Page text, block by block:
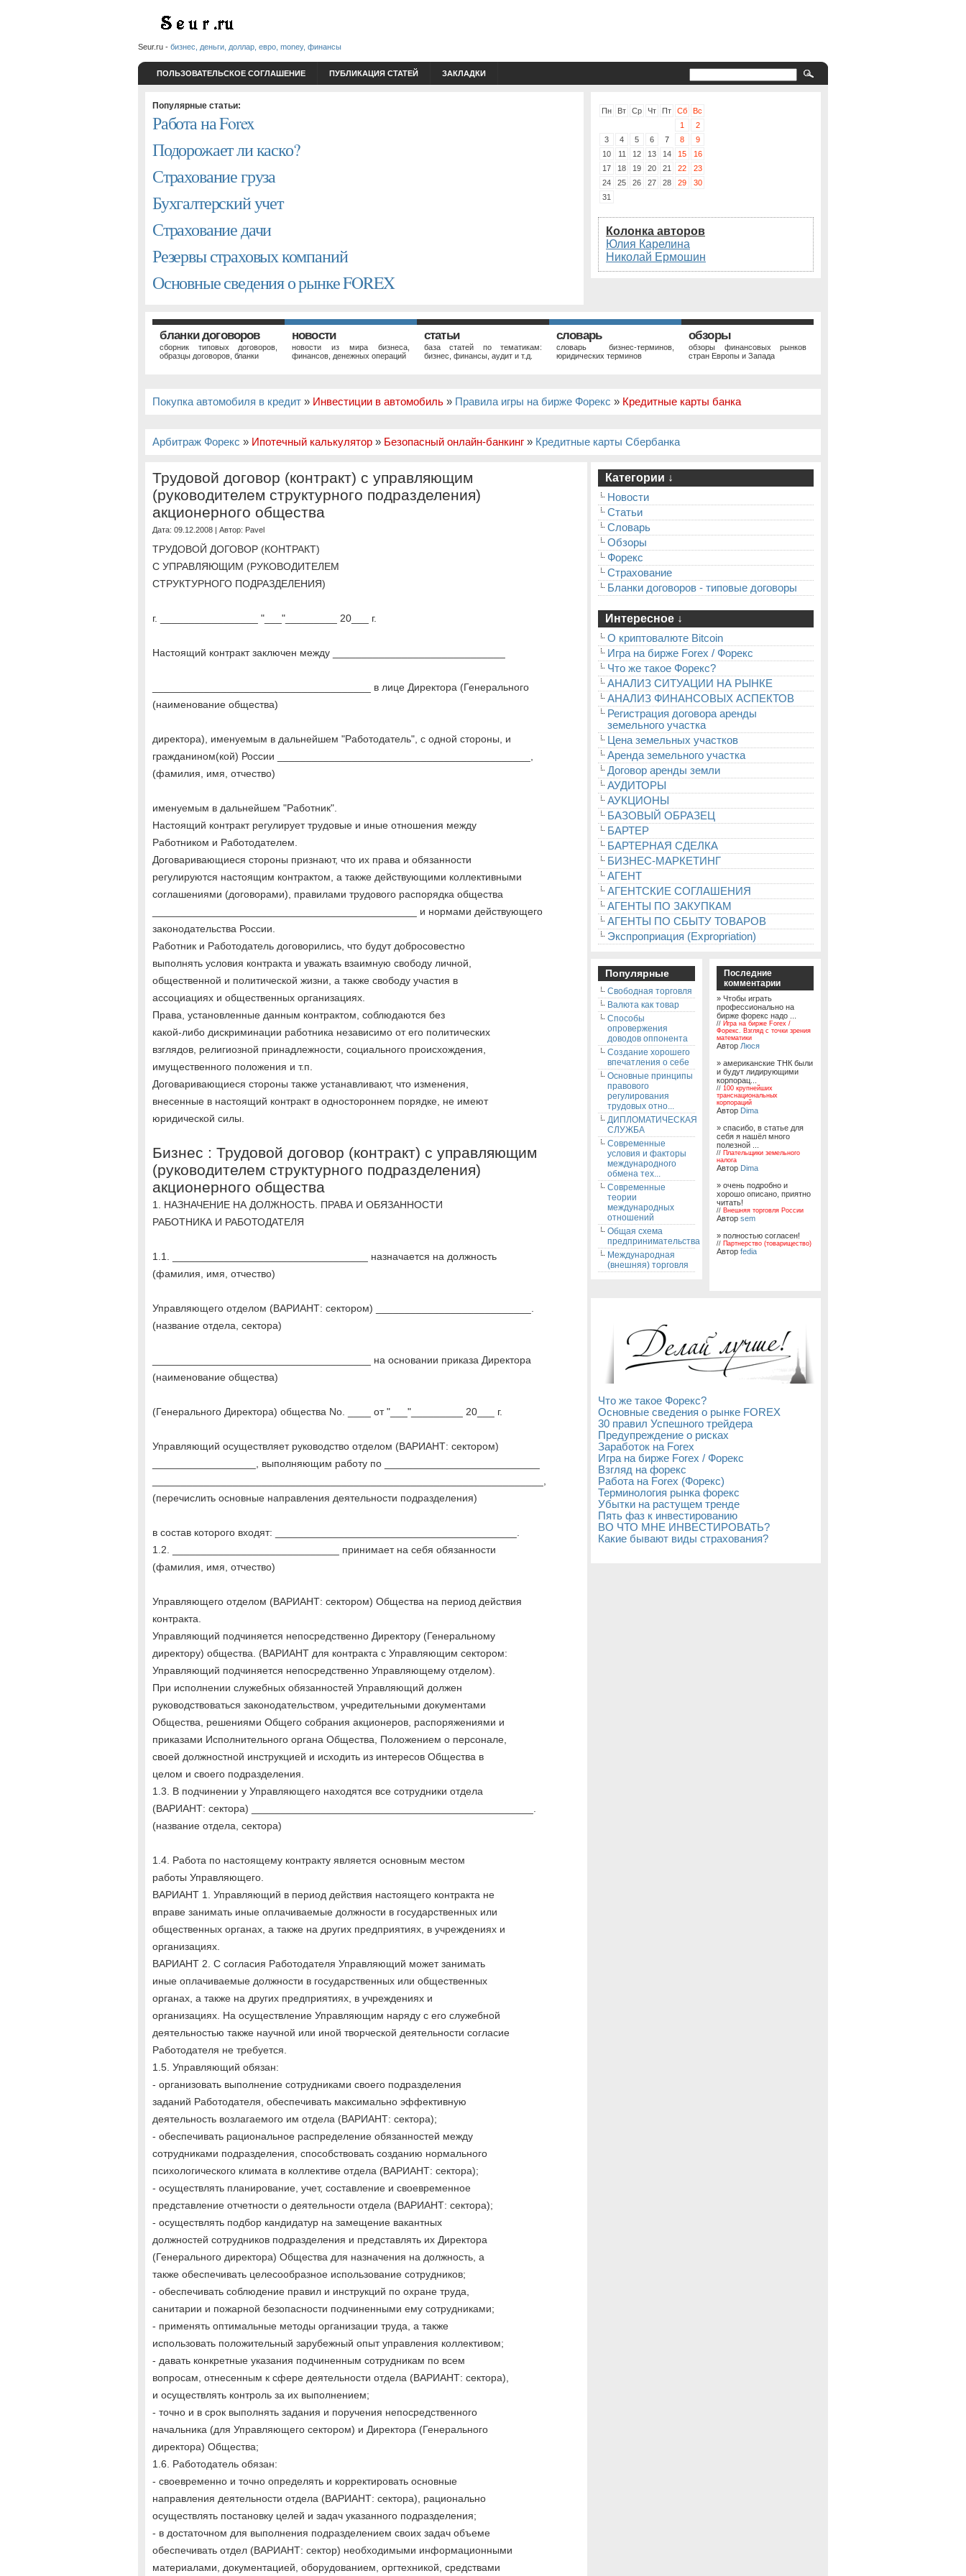
Seur.ru - бизнес, деньги, доллар, евро, money, финансы
ПОЛЬЗОВАТЕЛЬСКОЕ СОГЛАШЕНИЕ ПУБЛИКАЦИЯ СТАТЕЙ ЗАКЛАДКИ
Популярные статьи:
Работа на Forex
Подорожает ли каско?
Страхование груза
Бухгалтерский учет
Страхование дачи
Резервы страховых компаний
Основные сведения о рынке FOREX
Пн Вт Ср Чт Пт Сб
Вс
1
2
3
4 5 6 7 8
9
10
11 12 13 14 15
16
17
18 19 20 21 22
23
24
25 26 27 28 29
30
31
Колонка авторов
Юлия Карелина
Николай Ермошин
бланки договоров
сборник типовых договоров,
образцы договоров, бланки
новости
новости из мира бизнеса,
финансов, денежных операций
статьи
база статей по тематикам:
бизнес, финансы, аудит и т.д.
словарь
словарь бизнес-терминов,
юридических терминов
обзоры
обзоры финансовых рынков
стран Европы и Запада
Покупка автомобиля в кредит » Инвестиции в автомобиль » Правила игры на бирже Форекс » Кредитные карты банка
Арбитраж Форекс » Ипотечный калькулятор » Безопасный онлайн-банкинг » Кредитные карты Сбербанка
Трудовой договор (контракт) с управляющим
(руководителем структурного подразделения)
акционерного общества
Дата: 09.12.2008 | Автор: Pavel
ТРУДОВОЙ ДОГОВОР (КОНТРАКТ)
С УПРАВЛЯЮЩИМ (РУКОВОДИТЕЛЕМ
СТРУКТУРНОГО ПОДРАЗДЕЛЕНИЯ)
г. _________________ "___"_________ 20___ г.
Настоящий контракт заключен между ______________________________
______________________________________ в лице Директора (Генерального
(наименование общества)
директора), именуемым в дальнейшем "Работодатель", с одной стороны, и
гражданином(кой) России ____________________________________________,
(фамилия, имя, отчество)
именуемым в дальнейшем "Работник".
Настоящий контракт регулирует трудовые и иные отношения между
Работником и Работодателем.
Договаривающиеся стороны признают, что их права и обязанности
регулируются настоящим контрактом, а также действующими коллективными
соглашениями (договорами), правилами трудового распорядка общества
______________________________________________ и нормами действующего
законодательства России.
Работник и Работодатель договорились, что будут добросовестно
выполнять условия контракта и уважать взаимную свободу личной,
общественной и политической жизни, а также свободу участия в
ассоциациях и общественных организациях.
Права, установленные данным контрактом, соблюдаются без
какой-либо дискриминации работника независимо от его политических
взглядов, религиозной принадлежности, социального происхождения,
имущественного положения и т.п.
Договаривающиеся стороны также устанавливают, что изменения,
внесенные в настоящий контракт в одностороннем порядке, не имеют
юридической силы.
Бизнес : Трудовой договор (контракт) с управляющим
(руководителем структурного подразделения)
акционерного общества
1. НАЗНАЧЕНИЕ НА ДОЛЖНОСТЬ. ПРАВА И ОБЯЗАННОСТИ
РАБОТНИКА И РАБОТОДАТЕЛЯ
1.1. __________________________________ назначается на должность
(фамилия, имя, отчество)
Управляющего отделом (ВАРИАНТ: сектором) ___________________________.
(название отдела, сектора)
______________________________________ на основании приказа Директора
(наименование общества)
(Генерального Директора) общества Nо. ____ от "___"_________ 20___ г.
Управляющий осуществляет руководство отделом (ВАРИАНТ: сектором)
__________________, выполняющим работу по ___________________________
(перечислить основные направления деятельности подразделения)
в состав которого входят: __________________________________________.
1.2. _____________________________ принимает на себя обязанности
(фамилия, имя, отчество)
Управляющего отделом (ВАРИАНТ: сектором) Общества на период действия
контракта.
Управляющий подчиняется непосредственно Директору (Генеральному
директору) общества. (ВАРИАНТ для контракта с Управляющим сектором:
Управляющий подчиняется непосредственно Управляющему отделом).
При исполнении служебных обязанностей Управляющий должен
руководствоваться законодательством, учредительными документами
Общества, решениями Общего собрания акционеров, распоряжениями и
приказами Исполнительного органа Общества, Положением о персонале,
своей должностной инструкцией и исходить из интересов Общества в
целом и своего подразделения.
1.3. В подчинении у Управляющего находятся все сотрудники отдела
(ВАРИАНТ: сектора) _________________________________________________.
(название отдела, сектора)
1.4. Работа по настоящему контракту является основным местом
работы Управляющего.
ВАРИАНТ 1. Управляющий в период действия настоящего контракта не
вправе занимать иные оплачиваемые должности в государственных или
общественных органах, а также на других предприятиях, в учреждениях и
организациях.
ВАРИАНТ 2. С согласия Работодателя Управляющий может занимать
иные оплачиваемые должности в государственных или общественных
органах, а также на других предприятиях, в учреждениях и
организациях. На осуществление Управляющим наряду с его служебной
деятельностью также научной или иной творческой деятельности согласие
Работодателя не требуется.
1.5. Управляющий обязан:
- организовать выполнение сотрудниками своего подразделения
заданий Работодателя, обеспечивать максимально эффективную
деятельность возлагаемого им отдела (ВАРИАНТ: сектора);
- обеспечивать рациональное распределение обязанностей между
сотрудниками подразделения, способствовать созданию нормального
психологического климата в коллективе отдела (ВАРИАНТ: сектора);
- осуществлять планирование, учет, составление и своевременное
представление отчетности о деятельности отдела (ВАРИАНТ: сектора);
- осуществлять подбор кандидатур на замещение вакантных
должностей сотрудников подразделения и представлять их Директора
(Генерального директора) Общества для назначения на должность, а
также обеспечивать целесообразное использование сотрудников;
- обеспечивать соблюдение правил и инструкций по охране труда,
санитарии и пожарной безопасности подчиненными ему сотрудниками;
- применять оптимальные методы организации труда, а также
использовать положительный зарубежный опыт управления коллективом;
- давать конкретные указания подчиненным сотрудникам по всем
вопросам, отнесенным к сфере деятельности отдела (ВАРИАНТ: сектора),
и осуществлять контроль за их выполнением;
- точно и в срок выполнять задания и поручения непосредственного
начальника (для Управляющего сектором) и Директора (Генерального
директора) Общества;
1.6. Работодатель обязан:
- своевременно и точно определять и корректировать основные
направления деятельности отдела (ВАРИАНТ: сектора), рационально
осуществлять постановку целей и задач указанного подразделения;
- в достаточном для выполнения подразделением своих задач объеме
обеспечивать отдел (ВАРИАНТ: сектор) необходимыми информационными
материалами, документацией, оборудованием, оргтехникой, средствами
Категории ↓
Новости
Статьи
Словарь
Обзоры
Форекс
Страхование
Бланки договоров - типовые договоры
Интересное ↓
О криптовалюте Bitcoin
Игра на бирже Forex / Форекс
Что же такое Форекс?
АНАЛИЗ СИТУАЦИИ НА РЫНКЕ
АНАЛИЗ ФИНАНСОВЫХ АСПЕКТОВ
Регистрация договора аренды
земельного участка
Цена земельных участков
Аренда земельного участка
Договор аренды земли
АУДИТОРЫ
АУКЦИОНЫ
БАЗОВЫЙ ОБРАЗЕЦ
БАРТЕР
БАРТЕРНАЯ СДЕЛКА
БИЗНЕС-МАРКЕТИНГ
АГЕНТ
АГЕНТСКИЕ СОГЛАШЕНИЯ
АГЕНТЫ ПО ЗАКУПКАМ
АГЕНТЫ ПО СБЫТУ ТОВАРОВ
Экспроприация (Expropriation)
Популярные
Свободная торговля
Валюта как товар
Способы
опровержения
доводов оппонента
Создание хорошего
впечатления о себе
Основные принципы
правового
регулирования
трудовых отно...
ДИПЛОМАТИЧЕСКАЯ
СЛУЖБА
Современные
условия и факторы
международного
обмена тех...
Современные
теории
международных
отношений
Общая схема
предпринимательства
Международная
(внешняя) торговля
Последние
комментарии
» Чтобы играть
профессионально на
бирже форекс надо ...
// Игра на бирже Forex /
Форекс. Взгляд с точки зрения
математики
Автор Люся
» американские ТНК были
и будут лидирующими
корпорац...
// 100 крупнейших
транснациональных
корпораций
Автор Dima
» спасибо, в статье для
себя я нашёл много
полезной ...
// Плательщики земельного
налога
Автор Dima
» очень подробно и
хорошо описано, приятно
читать!
// Внешняя торговля России
Автор sem
» полностью согласен!
// Партнерство (товарищество)
Автор fedia
Что же такое Форекс?
Основные сведения о рынке FOREX
30 правил Успешного трейдера
Предупреждение о рисках
Заработок на Forex
Игра на бирже Forex / Форекс
Взгляд на форекс
Работа на Forex (Форекс)
Терминология рынка форекс
Убытки на растущем тренде
Пять фаз к инвестированию
ВО ЧТО МНЕ ИНВЕСТИРОВАТЬ?
Какие бывают виды страхования?